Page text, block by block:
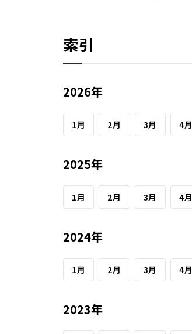
索引
2026年
1月 2月 3月 4月
2025年
1月 2月 3月 4月
2024年
1月 2月 3月 4月
2023年